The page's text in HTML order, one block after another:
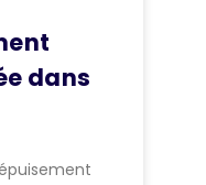
dans